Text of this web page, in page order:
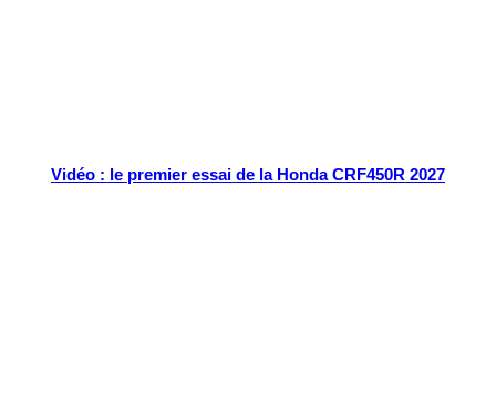
Vidéo : le premier essai de la Honda CRF450R 2027